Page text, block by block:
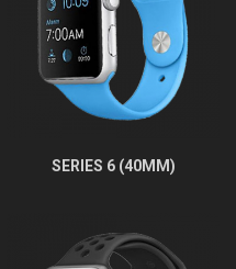
SERIES 6 (40MM)